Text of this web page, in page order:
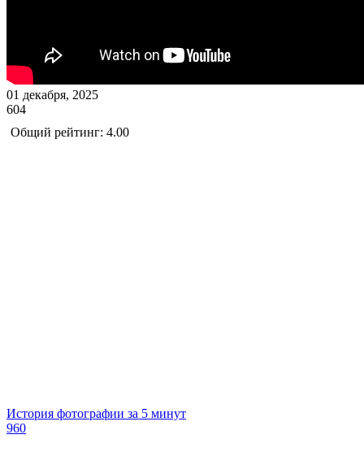
01 декабря, 2025
604
Общий рейтинг: 4.00
История фотографии за 5 минут
960